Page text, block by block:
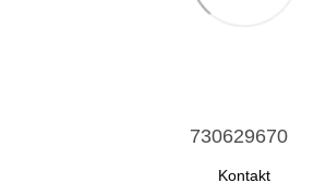
730629670
Kontakt